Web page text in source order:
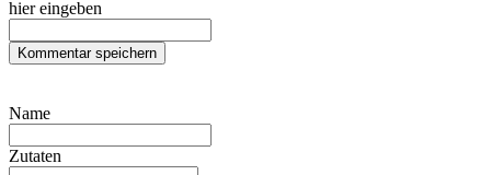
hier eingeben
Name
Zutaten